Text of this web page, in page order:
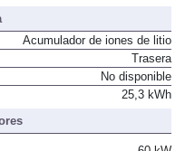
Acumulador de iones de litio
Trasera
No disponible
25,3 kWh